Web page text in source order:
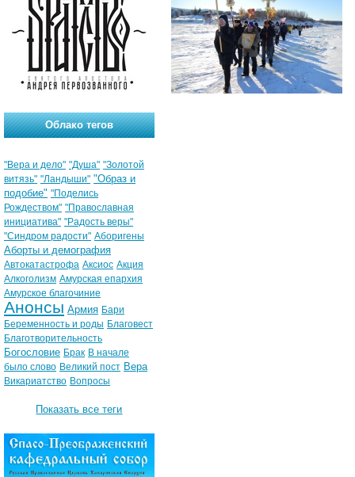
Облако тегов
"Вера и дело" "Душа" "Золотой
витязь" "Ландыши" "Образ и
подобие" "Поделись
Рождеством" "Православная
инициатива" "Радость веры"
"Синдром радости" Аборигены
Аборты и демография
Автокатастрофа Аксиос Акция
Алкоголизм Амурская епархия
Амурское благочиние
Анонсы Армия Бари
Беременность и роды Благовест
Благотворительность
Богословие Брак В начале
было слово Великий пост Вера
Викариатство Вопросы
Показать все теги